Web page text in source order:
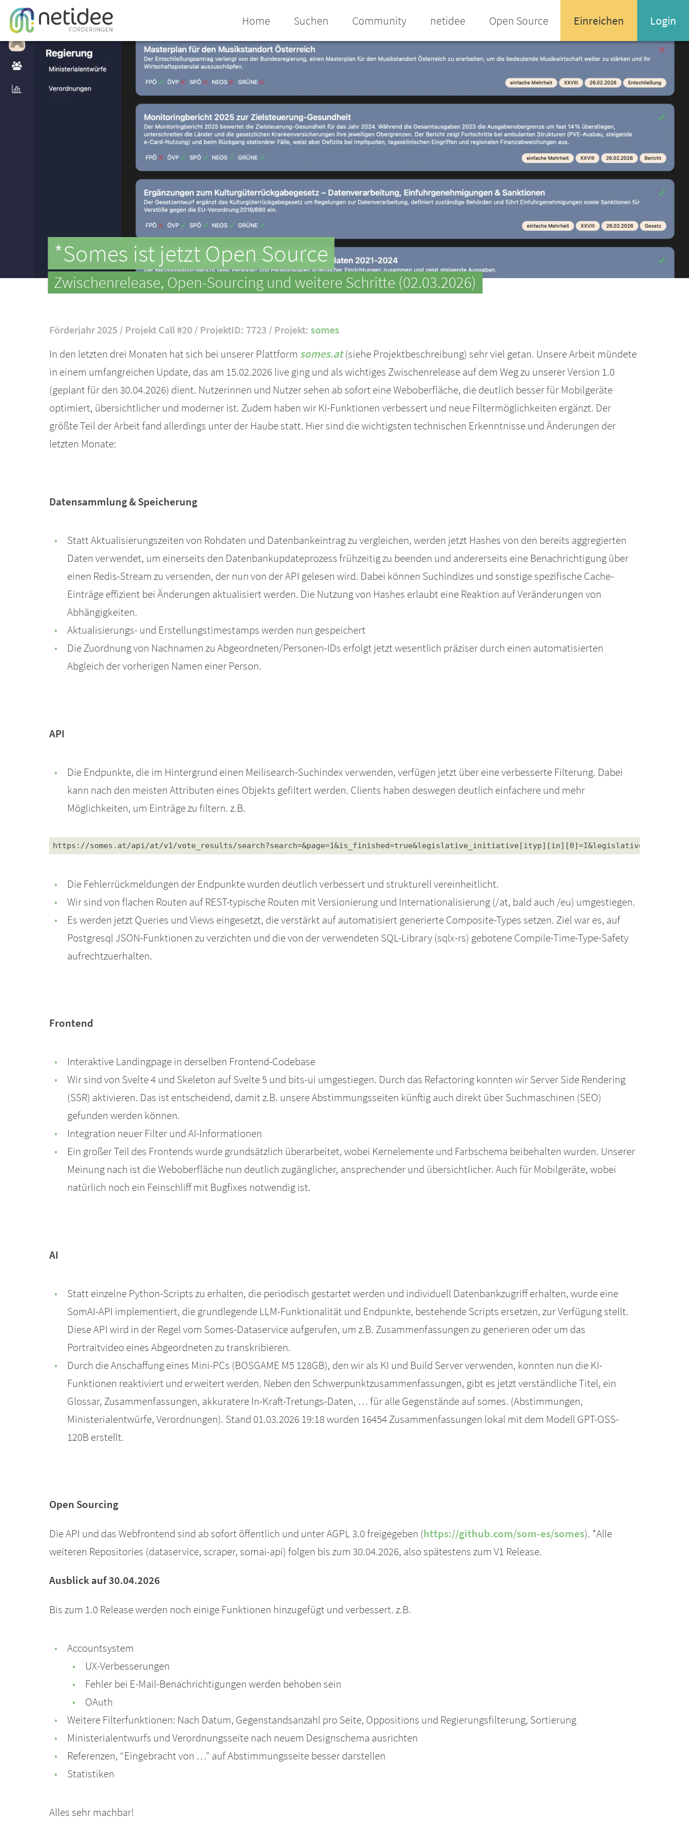
Home Suchen Community netidee Open Source Einreichen Login
Name oder Email-Adresse
Enter your username or email address
Passwort vergessen
*Somes ist jetzt Open Source
Zwischenrelease, Open-Sourcing und weitere Schritte (02.03.2026)
Förderjahr 2025 / Projekt Call #20 / ProjektID: 7723 / Projekt: somes
In den letzten drei Monaten hat sich bei unserer Plattform somes.at(siehe Projektbeschreibung) sehr viel getan. Unsere Arbeit mündete
in einem umfangreichen Update, das am 15.02.2026 live ging und als wichtiges Zwischenrelease auf dem Weg zu unserer Version 1.0
(geplant für den 30.04.2026) dient. Nutzerinnen und Nutzer sehen ab sofort eine Weboberfläche, die deutlich besser für Mobilgeräte
optimiert, übersichtlicher und moderner ist. Zudem haben wir KI-Funktionen verbessert und neue Filtermöglichkeiten ergänzt. Der
größte Teil der Arbeit fand allerdings unter der Haube statt. Hier sind die wichtigsten technischen Erkenntnisse und Änderungen der
letzten Monate:
Datensammlung & Speicherung
Statt Aktualisierungszeiten von Rohdaten und Datenbankeintrag zu vergleichen, werden jetzt Hashes von den bereits aggregierten
Daten verwendet, um einerseits den Datenbankupdateprozess frühzeitig zu beenden und andererseits eine Benachrichtigung über
einen Redis-Stream zu versenden, der nun von der API gelesen wird. Dabei können Suchindizes und sonstige spezifische Cache-
Einträge effizient bei Änderungen aktualisiert werden. Die Nutzung von Hashes erlaubt eine Reaktion auf Veränderungen von
Abhängigkeiten.
Aktualisierungs- und Erstellungstimestamps werden nun gespeichert
Die Zuordnung von Nachnamen zu Abgeordneten/Personen-IDs erfolgt jetzt wesentlich präziser durch einen automatisierten
Abgleich der vorherigen Namen einer Person.
API
Die Endpunkte, die im Hintergrund einen Meilisearch-Suchindex verwenden, verfügen jetzt über eine verbesserte Filterung. Dabei
kann nach den meisten Attributen eines Objekts gefiltert werden. Clients haben deswegen deutlich einfachere und mehr
Möglichkeiten, um Einträge zu filtern. z.B.
https://somes.at/api/at/v1/vote _results/search?search=&page=1&is_ finished=true&legislative _initiative[ityp][in][0]=I&legislative_
Die Fehlerrückmeldungen der Endpunkte wurden deutlich verbessert und strukturell vereinheitlicht.
Wir sind von flachen Routen auf REST-typische Routen mit Versionierung und Internationalisierung (/at, bald auch /eu) umgestiegen.
Es werden jetzt Queries und Views eingesetzt, die verstärkt auf automatisiert generierte Composite-Types setzen. Ziel war es, auf
Postgresql JSON-Funktionen zu verzichten und die von der verwendeten SQL-Library (sqlx-rs) gebotene Compile-Time-Type-Safety
aufrechtzuerhalten.
Frontend
Interaktive Landingpage in derselben Frontend-Codebase
Wir sind von Svelte 4 und Skeleton auf Svelte 5 und bits-ui umgestiegen. Durch das Refactoring konnten wir Server Side Rendering
(SSR) aktivieren. Das ist entscheidend, damit z.B. unsere Abstimmungsseiten künftig auch direkt über Suchmaschinen (SEO)
gefunden werden können.
Integration neuer Filter und AI-Informationen
Ein großer Teil des Frontends wurde grundsätzlich überarbeitet, wobei Kernelemente und Farbschema beibehalten wurden. Unserer
Meinung nach ist die Weboberfläche nun deutlich zugänglicher, ansprechender und übersichtlicher. Auch für Mobilgeräte, wobei
natürlich noch ein Feinschliff mit Bugfixes notwendig ist.
AI
Statt einzelne Python-Scripts zu erhalten, die periodisch gestartet werden und individuell Datenbankzugriff erhalten, wurde eine
SomAI-API implementiert, die grundlegende LLM-Funktionalität und Endpunkte, bestehende Scripts ersetzen, zur Verfügung stellt.
Diese API wird in der Regel vom Somes-Dataservice aufgerufen, um z.B. Zusammenfassungen zu generieren oder um das
Portraitvideo eines Abgeordneten zu transkribieren.
Durch die Anschaffung eines Mini-PCs (BOSGAME M5 128GB), den wir als KI und Build Server verwenden, konnten nun die KI-
Funktionen reaktiviert und erweitert werden. Neben den Schwerpunktzusammenfassungen, gibt es jetzt verständliche Titel, ein
Glossar, Zusammenfassungen, akkuratere In-Kraft-Tretungs-Daten, … für alle Gegenstände auf somes. (Abstimmungen,
Ministerialentwürfe, Verordnungen). Stand 01.03.2026 19:18 wurden 16454 Zusammenfassungen lokal mit dem Modell GPT-OSS-
120B erstellt.
Open Sourcing
Die API und das Webfrontend sind ab sofort öffentlich und unter AGPL 3.0 freigegeben (https://github.com/som-es/somes). *Alle
weiteren Repositories (dataservice, scraper, somai-api) folgen bis zum 30.04.2026, also spätestens zum V1 Release.
Ausblick auf 30.04.2026
Bis zum 1.0 Release werden noch einige Funktionen hinzugefügt und verbessert. z.B.
Accountsystem
UX-Verbesserungen
Fehler bei E-Mail-Benachrichtigungen werden behoben sein
OAuth
Weitere Filterfunktionen: Nach Datum, Gegenstandsanzahl pro Seite, Oppositions und Regierungsfilterung, Sortierung
Ministerialentwurfs und Verordnungsseite nach neuem Designschema ausrichten
Referenzen, “Eingebracht von …” auf Abstimmungsseite besser darstellen
Statistiken
Alles sehr machbar!